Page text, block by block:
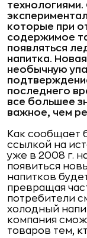
технологиями.
которые при
содержимое
появляться
напитка.
необычную
последнего
все большее
важное, чем
Как сообщает
ссылкой на
уже в 2008 г.
появиться
напитков
превращая
потребители
холодный
компания
товаров тем,